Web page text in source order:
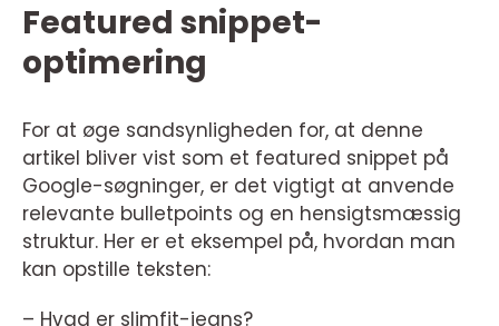
Featured snippet-
optimering
For at øge sandsynligheden for, at denne
artikel bliver vist som et featured snippet på
Google-søgninger, er det vigtigt at anvende
relevante bulletpoints og en hensigtsmæssig
struktur. Her er et eksempel på, hvordan man
kan opstille teksten:
– Hvad er slimfit-jeans?